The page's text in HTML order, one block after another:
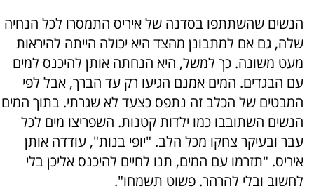
הנשים שהשתתפו בסדנה של איריס התמסרו לכל הנחיה
שלה, גם אם למתבונן מהצד היא יכולה הייתה להיראות
מעט משונה. כך למשל, היא הנחתה אותן להיכנס למים
עם הבגדים. המים אמנם הגיעו רק עד הברך, אבל לפי
המבטים של הכלב זה נתפס כצעד לא שגרתי. בתוך המים
הנשים השתובבו כמו ילדות קטנות. השפריצו מים לכל
עבר ובעיקר צחקו מכל הלב. "יופי בנות", עודדה אותן
איריס. "תזרמו עם המים, תנו לחיים להיכנס אליכן בלי
לחשוב ובלי להרהר. פשוט תשמחו".